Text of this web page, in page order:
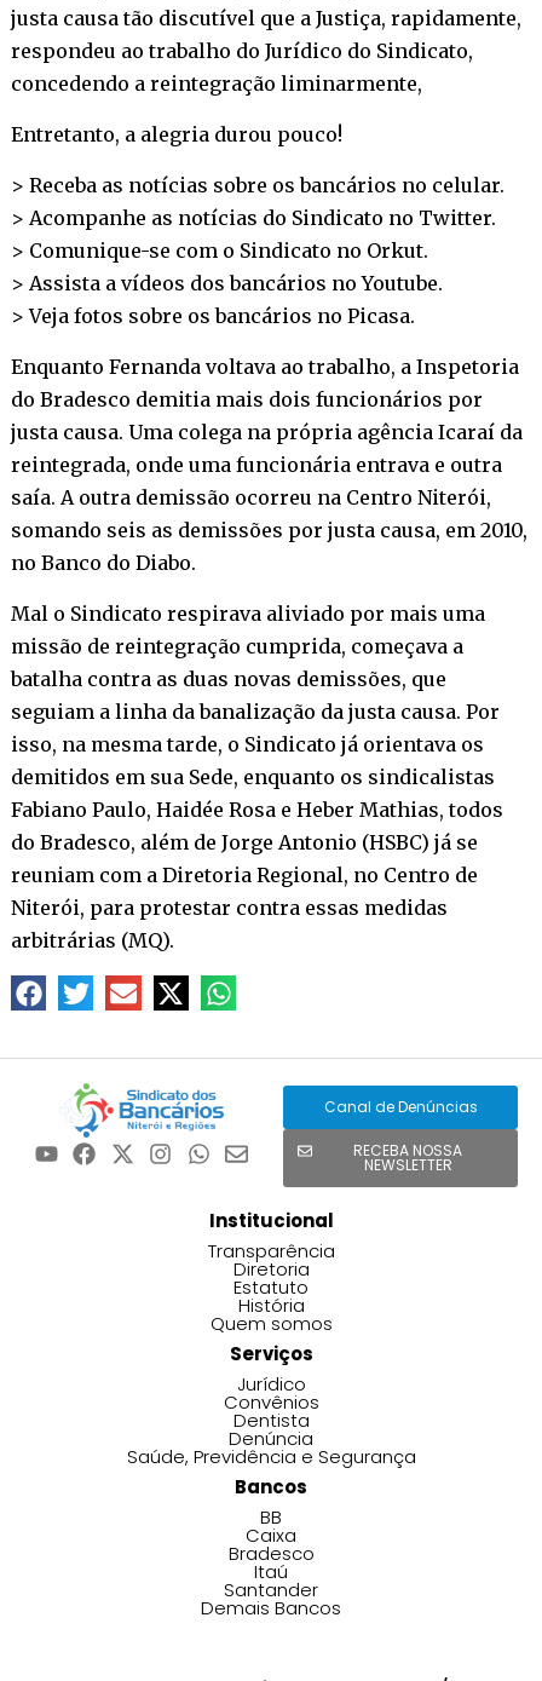
justa causa tão discutível que a Justiça, rapidamente,
respondeu ao trabalho do Jurídico do Sindicato,
concedendo a reintegração liminarmente,
Entretanto, a alegria durou pouco!
> Receba as notícias sobre os bancários no celular.
> Acompanhe as notícias do Sindicato no Twitter.
> Comunique-se com o Sindicato no Orkut.
> Assista a vídeos dos bancários noYoutube.
> Veja fotos sobre os bancários no Picasa.
Enquanto Fernanda voltava ao trabalho, a Inspetoria
do Bradesco demitia mais dois funcionários por
justa causa. Uma colega na própria agência Icaraí da
reintegrada, onde uma funcionária entrava e outra
saía. A outra demissão ocorreu na Centro Niterói,
somando seis as demissões por justa causa, em 2010,
no Banco do Diabo.
Mal o Sindicato respirava aliviado por mais uma
missão de reintegração cumprida, começava a
batalha contra as duas novas demissões, que
seguiam a linha da banalização da justa causa. Por
isso, na mesma tarde, o Sindicato já orientava os
demitidos em sua Sede, enquanto os sindicalistas
Fabiano Paulo, Haidée Rosa e Heber Mathias, todos
do Bradesco, além de Jorge Antonio (HSBC) já se
reuniam com a Diretoria Regional, no Centro de
Niterói, para protestar contra essas medidas
arbitrárias (MQ).
Canal de Denúncias
RECEBA NOSSA
NEWSLETTER
Institucional
Transparência
Diretoria
Estatuto
História
Quem somos
Serviços
Jurídico
Convênios
Dentista
Denúncia
Saúde, Previdência e Segurança
Bancos
BB
Caixa
Bradesco
Itaú
Santander
Demais Bancos